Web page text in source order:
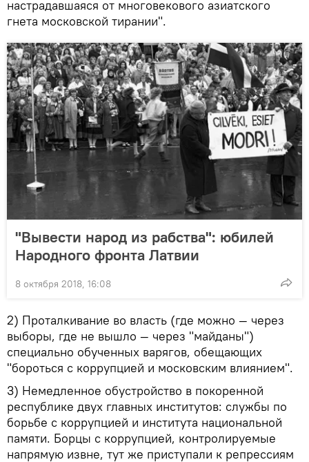
настрадавшаяся от многовекового азиатского
гнета московской тирании".
"Вывести народ из рабства": юбилей
Народного фронта Латвии
8 октября 2018, 16:08
2) Проталкивание во власть (где можно — через
выборы, где не вышло — через "майданы")
специально обученных варягов, обещающих
"бороться с коррупцией и московским влиянием".
3) Немедленное обустройство в покоренной
республике двух главных институтов: службы по
борьбе с коррупцией и института национальной
памяти. Борцы с коррупцией, контролируемые
напрямую извне, тут же приступали к репрессиям